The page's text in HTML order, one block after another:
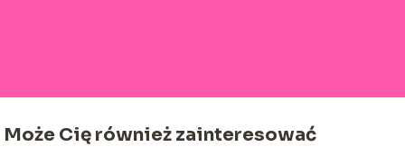
Może Cię również zainteresować